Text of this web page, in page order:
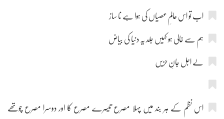
اب تو اس عالمِ عصیاں کی ہوا ہے نا ساز
ہم سے خالی ہو کہیں جلد یہ دنیا کی بیاض
لے اجل جانِ حزیں
اس نظم کے ہر بند میں پہلا مصرع تیسرے مصرع کا اور دوسرا مصرع چوتھے